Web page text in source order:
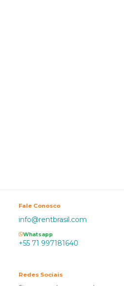
Fale Conosco
info@rentbrasil.com
Whatsapp
+55 71 997181640
Redes Sociais